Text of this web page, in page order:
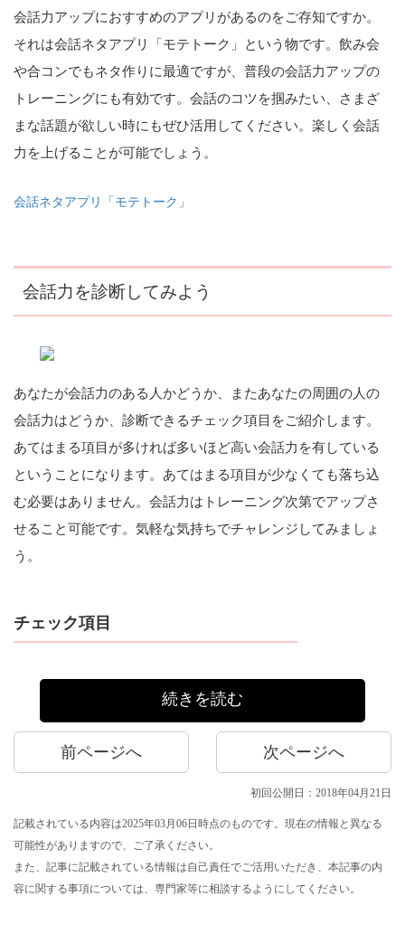
会話力アップにおすすめのアプリがあるのをご存知ですか。
それは会話ネタアプリ「モテトーク」という物です。飲み会
や合コンでもネタ作りに最適ですが、普段の会話力アップの
トレーニングにも有効です。会話のコツを掴みたい、さまざ
まな話題が欲しい時にもぜひ活用してください。楽しく会話
力を上げることが可能でしょう。
会話ネタアプリ「モテトーク」
会話力を診断してみよう
あなたが会話力のある人かどうか、またあなたの周囲の人の
会話力はどうか、診断できるチェック項目をご紹介します。
あてはまる項目が多ければ多いほど高い会話力を有している
ということになります。あてはまる項目が少なくても落ち込
む必要はありません。会話力はトレーニング次第でアップさ
せること可能です。気軽な気持ちでチャレンジしてみましょ
う。
チェック項目
続きを読む
前ページへ 次ページへ
初回公開日：2018年04月21日
記載されている内容は2025年03月06日時点のものです。現在の情報と異なる
可能性がありますので、ご了承ください。
また、記事に記載されている情報は自己責任でご活用いただき、本記事の内
容に関する事項については、専門家等に相談するようにしてください。